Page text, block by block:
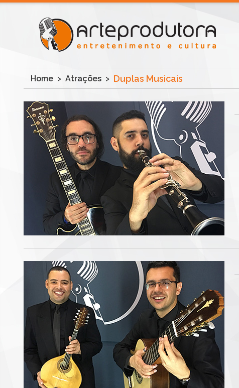
Home > Atrações > Duplas Musicais